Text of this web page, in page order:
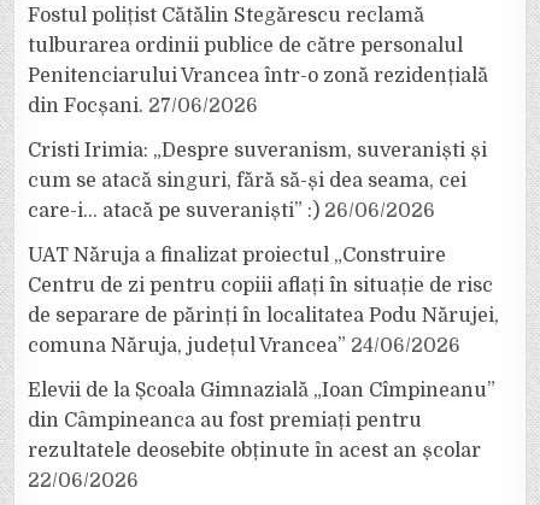
Fostul polițist Cătălin Stegărescu reclamă
tulburarea ordinii publice de către personalul
Penitenciarului Vrancea într-o zonă rezidențială
din Focșani. 27/06/2026
Cristi Irimia: „Despre suveranism, suveraniști și
cum se atacă singuri, fără să-și dea seama, cei
care-i… atacă pe suveraniști” :) 26/06/2026
UAT Năruja a finalizat proiectul „Construire
Centru de zi pentru copiii aflați în situație de risc
de separare de părinți în localitatea Podu Nărujei,
comuna Năruja, județul Vrancea” 24/06/2026
Elevii de la Școala Gimnazială „Ioan Cîmpineanu”
din Câmpineanca au fost premiați pentru
rezultatele deosebite obținute în acest an școlar
22/06/2026